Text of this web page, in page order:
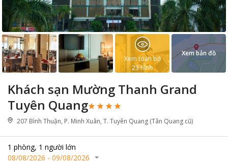
Khách sạn Mường Thanh Grand
Tuyên Quang
207 Bình Thuận, P. Minh Xuân, T. Tuyên Quang (Tân Quang cũ)
1 phòng, 1 người lớn
08/08/2026 - 09/08/2026
Xem toàn bộ
23hình
Xem bản đồ